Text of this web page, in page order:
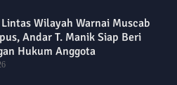
Wilayah Warnai Muscab
Andar T. Manik Siap Beri
Hukum Anggota